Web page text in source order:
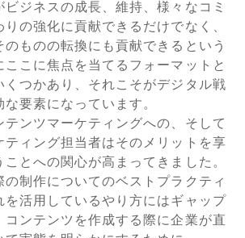
ジネスの成長、維持、様々なコミ
りの強化に貢献できるだけでなく、
のものの転換にも貢献できるという
こに焦点を当てるフォーマットと
くつかあり、それこそがデジタル戦
要素になっています。
テンツマーケティングへの、そして
ティング担当者はそのメリットを享
とへの関心が高まってきました。
の制作についてのベストプラクティ
を活用しているやり方にはギャップ
コンテンツを作成する際に企業が直